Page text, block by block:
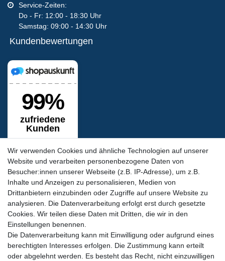
Wir verwenden Cookies und ähnliche Technologien auf unserer
Website und verarbeiten personenbezogene Daten von
Besucher:innen unserer Webseite (z.B. IP-Adresse), um z.B.
Inhalte und Anzeigen zu personalisieren, Medien von
Drittanbietern einzubinden oder Zugriffe auf unsere Website zu
analysieren. Die Datenverarbeitung erfolgt erst durch gesetzte
Cookies. Wir teilen diese Daten mit Dritten, die wir in den
Einstellungen benennen.
Die Datenverarbeitung kann mit Einwilligung oder aufgrund eines
berechtigten Interesses erfolgen. Die Zustimmung kann erteilt
oder abgelehnt werden. Es besteht das Recht, nicht einzuwilligen
Service-Zeiten:
Do - Fr: 12:00 - 18:30 Uhr
Samstag: 09:00 - 14:30 Uhr
Kundenbewertungen
Siegel & Zertifikate